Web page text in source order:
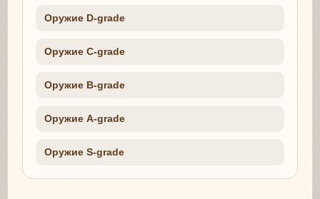
Оружие D-grade
Оружие C-grade
Оружие B-grade
Оружие A-grade
Оружие S-grade